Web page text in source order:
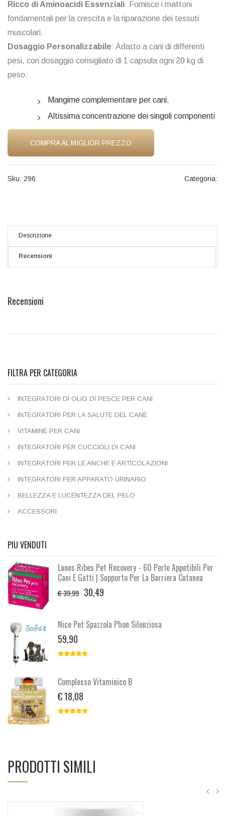
Ricco di Aminoacidi Essenziali: Fornisce i mattoni
fondamentali per la crescita e la riparazione dei tessuti
muscolari.
Dosaggio Personalizzabile: Adatto a cani di differenti
pesi, con dosaggio consigliato di 1 capsula ogni 20 kg di
peso.
Mangime complementare per cani.
Altissima concentrazione dei singoli componenti
COMPRA AL MIGLIOR PREZZO
Sku: 296 Categoria:
Descrizione
Recensioni
Recensioni
FILTRA PER CATEGORIA
INTEGRATORI DI OLIO DI PESCE PER CANI
INTEGRATORI PER LA SALUTE DEL CANE
VITAMINE PER CANI
INTEGRATORI PER CUCCIOLI DI CANI
INTEGRATORI PER LE ANCHE E ARTICOLAZIONI
INTEGRATORI PER APPARATO URINARIO
BELLEZZA E LUCENTEZZA DEL PELO
ACCESSORI
PIU VENDUTI
Lanes Ribes Pet Recovery - 60 Perle Appetibili Per
Cani E Gatti | Supporto Per La Barriera Cutanea
€ 39,99 30,49
Nice Pet Spazzola Phon Silenziosa
59,90
Complesso Vitaminico B
€ 18,08
PRODOTTI SIMILI